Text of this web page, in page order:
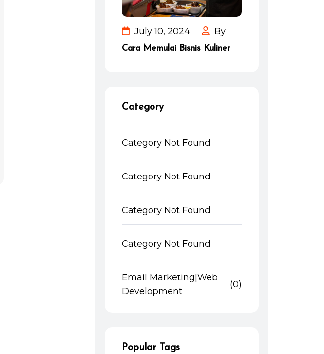
July 10, 2024 By
Cara Memulai Bisnis Kuliner
Category
Category Not Found
Category Not Found
Category Not Found
Category Not Found
Email Marketing|Web
Development
(0)
Popular Tags